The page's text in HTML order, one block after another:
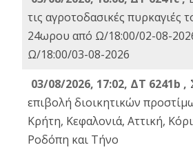
τις αγροτοδασικές πυρκαγιές
24ωρου από Ω/18:00/02-08-
Ω/18:00/03-08-2026
03/08/2026, 17:02, ΔΤ 6241b ,
επιβολή διοικητικών
Κρήτη, Κεφαλονιά, Αττική,
Ροδόπη και Τήνο